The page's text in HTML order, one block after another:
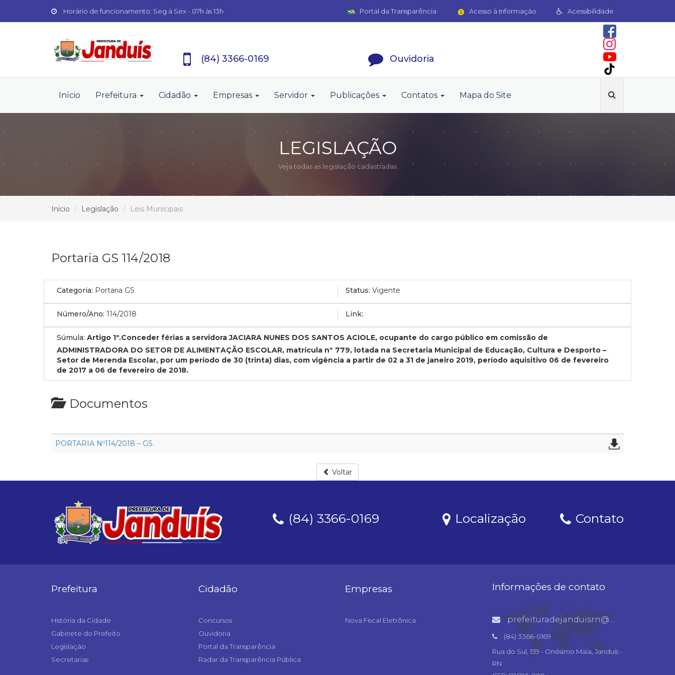
Horário de funcionamento: Seg à Sex - 07h às 13h Acessibilidade
Acesso à Informação
Portal da Transparência
(84) 3366-0169 Ouvidoria
Início Prefeitura Cidadão Empresas Servidor Publicações Contatos Mapa do Site
LEGISLAÇÃO
Veja todas as legislação cadastradas
Início Legislação Leis Municipais
Portaria GS 114/2018
Categoria: Portaria GS Status: Vigente
Número/Ano: 114/2018 Link:
Súmula: Artigo 1º.Conceder férias a servidora JACIARA NUNES DOS SANTOS ACIOLE, ocupante do cargo público em comissão de
ADMINISTRADORA DO SETOR DE ALIMENTAÇÃO ESCOLAR, matrícula nº 779, lotada na Secretaria Municipal de Educação, Cultura e Desporto –
Setor de Merenda Escolar, por um período de 30 (trinta) dias, com vigência a partir de 02 a 31 de janeiro 2019, período aquisitivo 06 de fevereiro
de 2017 a 06 de fevereiro de 2018.
Documentos
PORTARIA Nº114/2018 – GS.
Voltar
(84) 3366-0169 Localização Contato
Prefeitura
História da Cidade
Gabinete do Prefeito
Legislação
Secretarias
Cidadão
Concursos
Ouvidoria
Portal da Transparência
Radar da Transparência Pública
Empresas
Nova Fiscal Eletrônica
Informações de contato
prefeituradejanduisrn@gmail.com
(84) 3366-0169
Rua do Sul, 159 - Onésimo Maia, Janduís -
RN